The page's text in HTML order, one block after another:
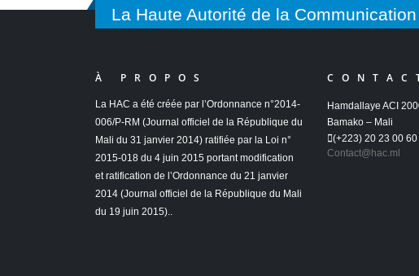
La Haute Autorité de la Communication
À PROPOS
La HAC a été créée par l’Ordonnance n°2014-
006/P-RM (Journal officiel de la République du
Mali du 31 janvier 2014) ratifiée par la Loi n°
2015-018 du 4 juin 2015 portant modification
et ratification de l’Ordonnance du 21 janvier
2014 (Journal officiel de la République du Mali
du 19 juin 2015)..
Hamdallaye ACI
Bamako – Mali
(+223) 20 23 00 60
Contact@hac.ml